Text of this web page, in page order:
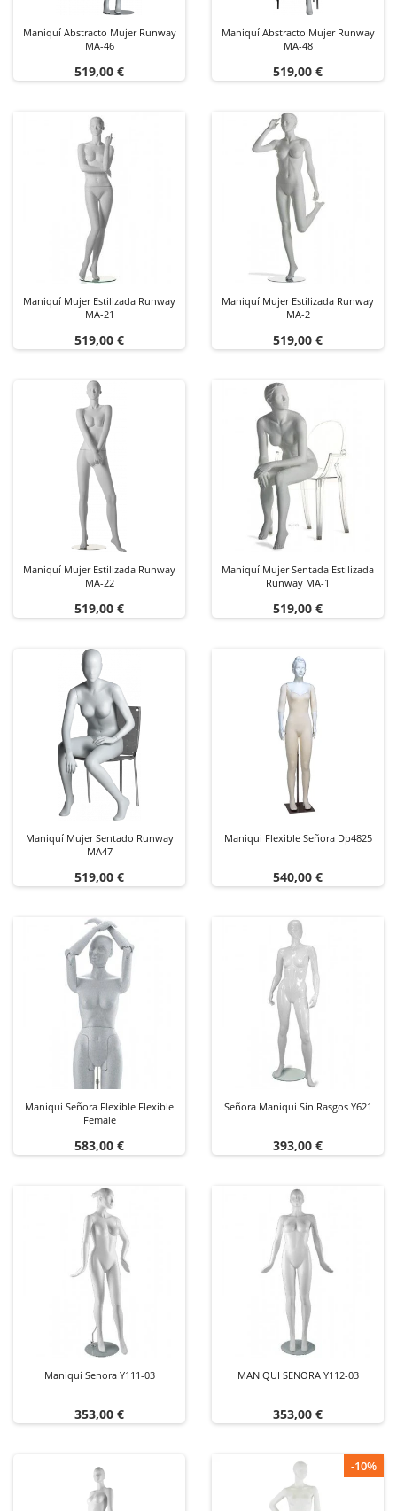
Maniquí Abstracto Mujer Runway
MA-46
Precio
519,00 €
Maniquí Abstracto Mujer Runway
MA-48
Precio
519,00 €
Maniquí Mujer Estilizada Runway
MA-21
Precio
519,00 €
Maniquí Mujer Estilizada Runway
MA-2
Precio
519,00 €
Maniquí Mujer Estilizada Runway
MA-22
Precio
519,00 €
Maniquí Mujer Sentada Estilizada
Runway MA-1
Precio
519,00 €
Maniquí Mujer Sentado Runway
MA47
Precio
519,00 €
Maniqui Flexible Señora Dp4825
Precio
540,00 €
Maniqui Señora Flexible Flexible
Female
Precio
583,00 €
Señora Maniqui Sin Rasgos Y621
Precio
393,00 €
Maniqui Senora Y111-03
Precio
353,00 €
MANIQUI SENORA Y112-03
Precio
353,00 €
-10%